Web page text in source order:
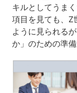
キルとしてうま
項目を見ても、Z
ように見られる
か」のための準